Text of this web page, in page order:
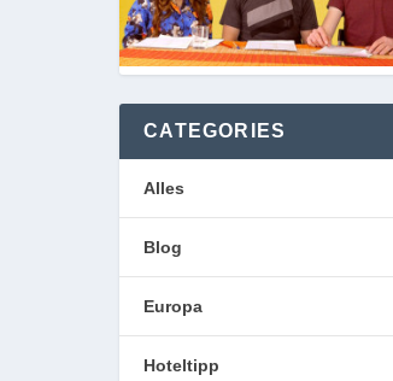
CATEGORIES
Alles
Blog
Europa
Hoteltipp